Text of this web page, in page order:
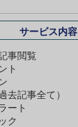
サービス内容
事閲覧
ト
去記事全て）
ート
ク